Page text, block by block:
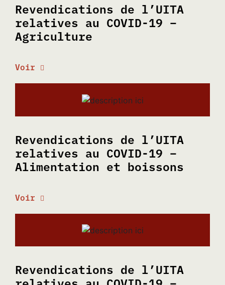
Revendications de l’UITA
relatives au COVID-19 –
Agriculture
Voir
Revendications de l’UITA
relatives au COVID-19 –
Alimentation et boissons
Voir
Revendications de l’UITA